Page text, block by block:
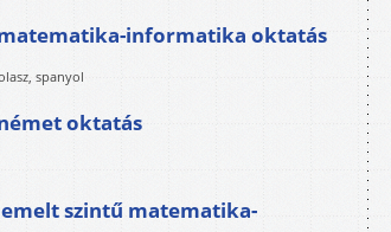
informatika oktatás
spanyol
oktatás
szintű matematika-